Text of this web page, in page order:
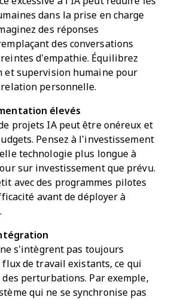
dans la prise en charge
des réponses
des conversations
d’empathie. Équilibrez
et supervision humaine pour
personnelle.
élevés
projets IA peut être onéreux et
Pensez à l’investissement
technologie plus longue à
sur investissement que prévu.
avec des programmes pilotes
avant de déployer à
s’intègrent pas toujours
de travail existants, ce qui
perturbations. Par exemple,
qui ne se synchronise pas